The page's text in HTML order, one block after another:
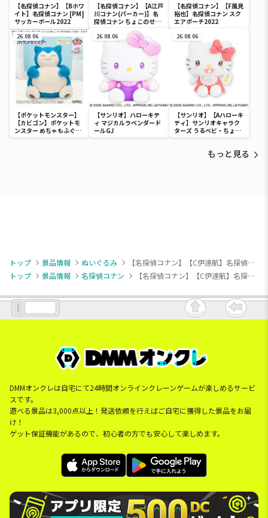
【名探偵コナン】【Bホワ
イト】名探偵コナン [PM]
サッカーボール2022
【名探偵コナン】【A江戸
川コナン(パーカー)】名
探偵コナン ちょこのせ
[PM]フィギュア“江戸川
コナン”
【名探偵コナン】【F風見
裕也】名探偵コナン スク
エアポーチ2022
26.08.06
【ポケットモンスター】
【カビゴン】ポケットモ
ンスター めちゃもふぐっ
と ほっこりいやされぬい
26.08.06
【サンリオ】ハローキテ
ィ マジカルラベンダード
ールGJ
26.08.06
【サンリオ】【Aハローキ
ティ】サンリオキャラク
ターズ うるベビ・ちょい
デカドール
もっと見る
トップ 景品情報 ぬいぐるみ
【名探偵コナン】【C伊達航】名探偵コナン すやちびぃ ミニぬいぐるみVol.5（EX）
トップ
景品情報 名探偵コナン 【名探偵コナン】【C伊達航】名探偵コナン すやちびぃ ミニぬいぐるみVol.5（EX）
DMMオンクレは自宅にて24時間オンラインクレーンゲームが楽しめるサービ
スです。
遊べる景品は3,000点以上！発送依頼を行えばご自宅に獲得した景品をお届
け！
ゲット保証機能があるので、初心者の方でも安心して楽しめます。